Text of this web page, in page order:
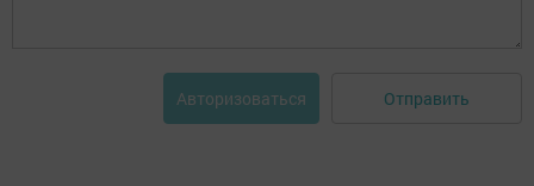
Авторизоваться Отправить